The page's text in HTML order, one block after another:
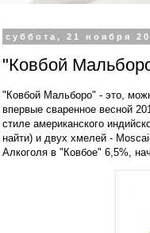
суббота, 21 ноября
"Ковбой
"Ковбой Мальборо" - это,
впервые сваренное весной
стиле американского
найти) и двух хмелей -
Алкоголя в "Ковбое" 6,5%,